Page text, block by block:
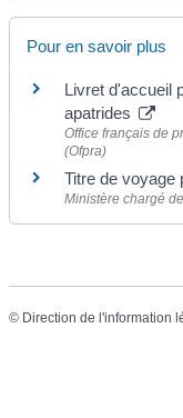
Pour en savoir plus
Livret d'accueil
apatrides
Office français de
(Ofpra)
Titre de voyage
Ministère chargé
© Direction de l'information